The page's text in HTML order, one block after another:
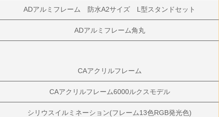
ADアルミフレーム 防水A2サイズ L型スタンドセット
ADアルミフレーム角丸
CAアクリルフレーム
CAアクリルフレーム6000ルクスモデル
シリウスイルミネーション(フレーム13色RGB発光色)